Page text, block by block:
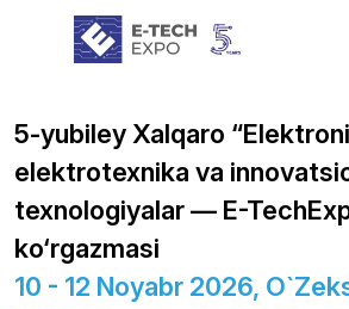
5-yubiley Xalqaro
elektrotexnika va
texnologiyalar — E-
ko‘rgazmasi
10 - 12 Noyabr 2026,